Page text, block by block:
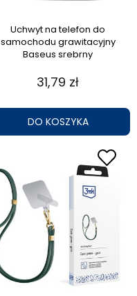
Uchwyt na telefon do
samochodu grawitacyjny
Baseus srebrny
31,79 zł
DO KOSZYKA